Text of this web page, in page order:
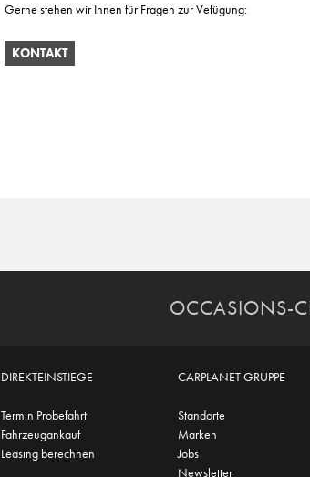
Gerne stehen wir Ihnen für Fragen zur Vefügung:
KONTAKT
OCCASIONS-
DIREKTEINSTIEGE
Termin Probefahrt
Fahrzeugankauf
Leasing berechnen
CARPLANET GRUPPE
Standorte
Marken
Jobs
Newsletter